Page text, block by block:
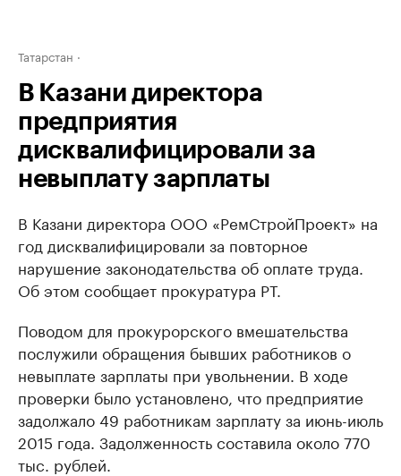
Татарстан
В Казани директора
предприятия
дисквалифицировали за
невыплату зарплаты
В Казани директора ООО «РемСтройПроект» на
год дисквалифицировали за повторное
нарушение законодательства об оплате труда.
Об этом сообщает прокуратура РТ.
Поводом для прокурорского вмешательства
послужили обращения бывших работников о
невыплате зарплаты при увольнении. В ходе
проверки было установлено, что предприятие
задолжало 49 работникам зарплату за июнь-июль
2015 года. Задолженность составила около 770
тыс. рублей.